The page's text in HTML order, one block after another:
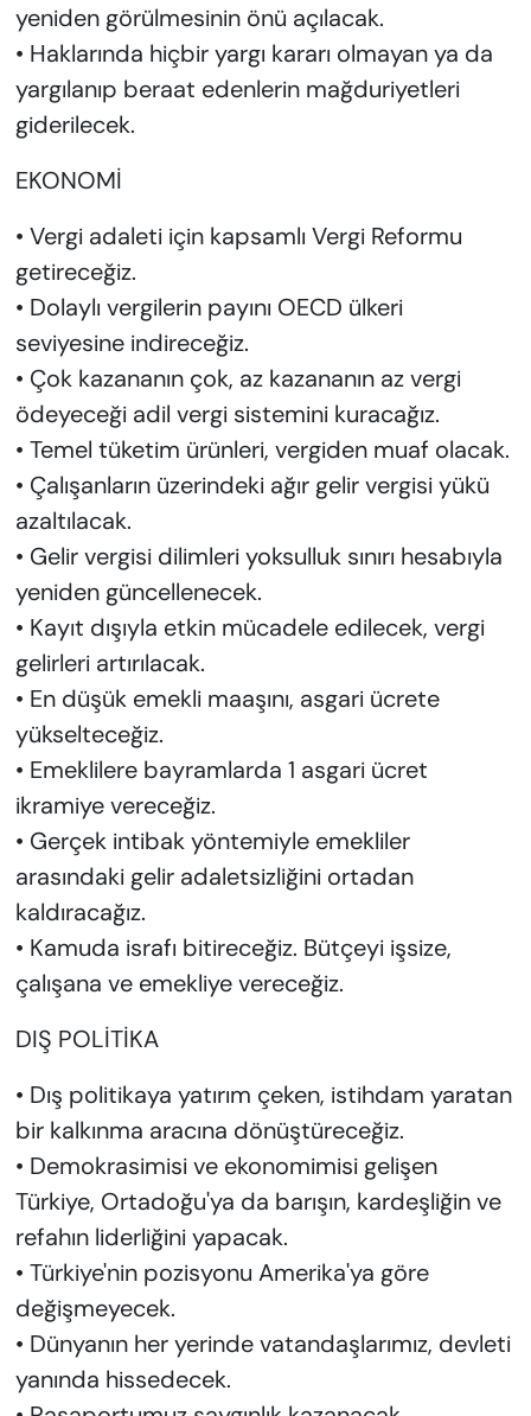
yeniden görülmesinin önü açılacak.
• Haklarında hiçbir yargı kararı olmayan ya da
yargılanıp beraat edenlerin mağduriyetleri
giderilecek.
EKONOMİ
• Vergi adaleti için kapsamlı Vergi Reformu
getireceğiz.
• Dolaylı vergilerin payını OECD ülkeri
seviyesine indireceğiz.
• Çok kazananın çok, az kazananın az vergi
ödeyeceği adil vergi sistemini kuracağız.
• Temel tüketim ürünleri, vergiden muaf olacak.
• Çalışanların üzerindeki ağır gelir vergisi yükü
azaltılacak.
• Gelir vergisi dilimleri yoksulluk sınırı hesabıyla
yeniden güncellenecek.
• Kayıt dışıyla etkin mücadele edilecek, vergi
gelirleri artırılacak.
• En düşük emekli maaşını, asgari ücrete
yükselteceğiz.
• Emeklilere bayramlarda 1 asgari ücret
ikramiye vereceğiz.
• Gerçek intibak yöntemiyle emekliler
arasındaki gelir adaletsizliğini ortadan
kaldıracağız.
• Kamuda israfı bitireceğiz. Bütçeyi işsize,
çalışana ve emekliye vereceğiz.
DIŞ POLİTİKA
• Dış politikaya yatırım çeken, istihdam yaratan
bir kalkınma aracına dönüştüreceğiz.
• Demokrasimisi ve ekonomimisi gelişen
Türkiye, Ortadoğu'ya da barışın, kardeşliğin ve
refahın liderliğini yapacak.
• Türkiye'nin pozisyonu Amerika'ya göre
değişmeyecek.
• Dünyanın her yerinde vatandaşlarımız, devleti
yanında hissedecek.